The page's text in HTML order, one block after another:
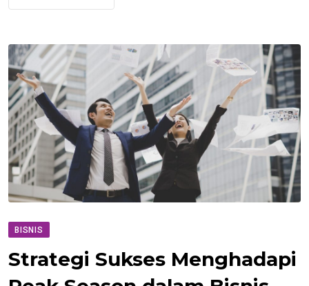
BISNIS
Strategi Sukses Menghadapi